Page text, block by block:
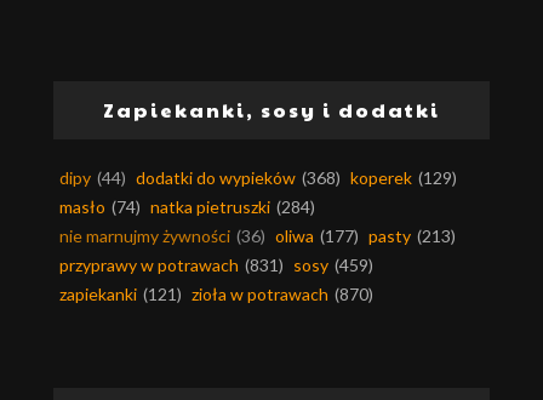
Zapiekanki, sosy i dodatki
dipy (44) dodatki do wypieków (368) koperek (129)
masło (74) natka pietruszki (284)
nie marnujmy żywności (36) oliwa (177) pasty (213)
przyprawy w potrawach (831) sosy (459)
zapiekanki (121) zioła w potrawach (870)